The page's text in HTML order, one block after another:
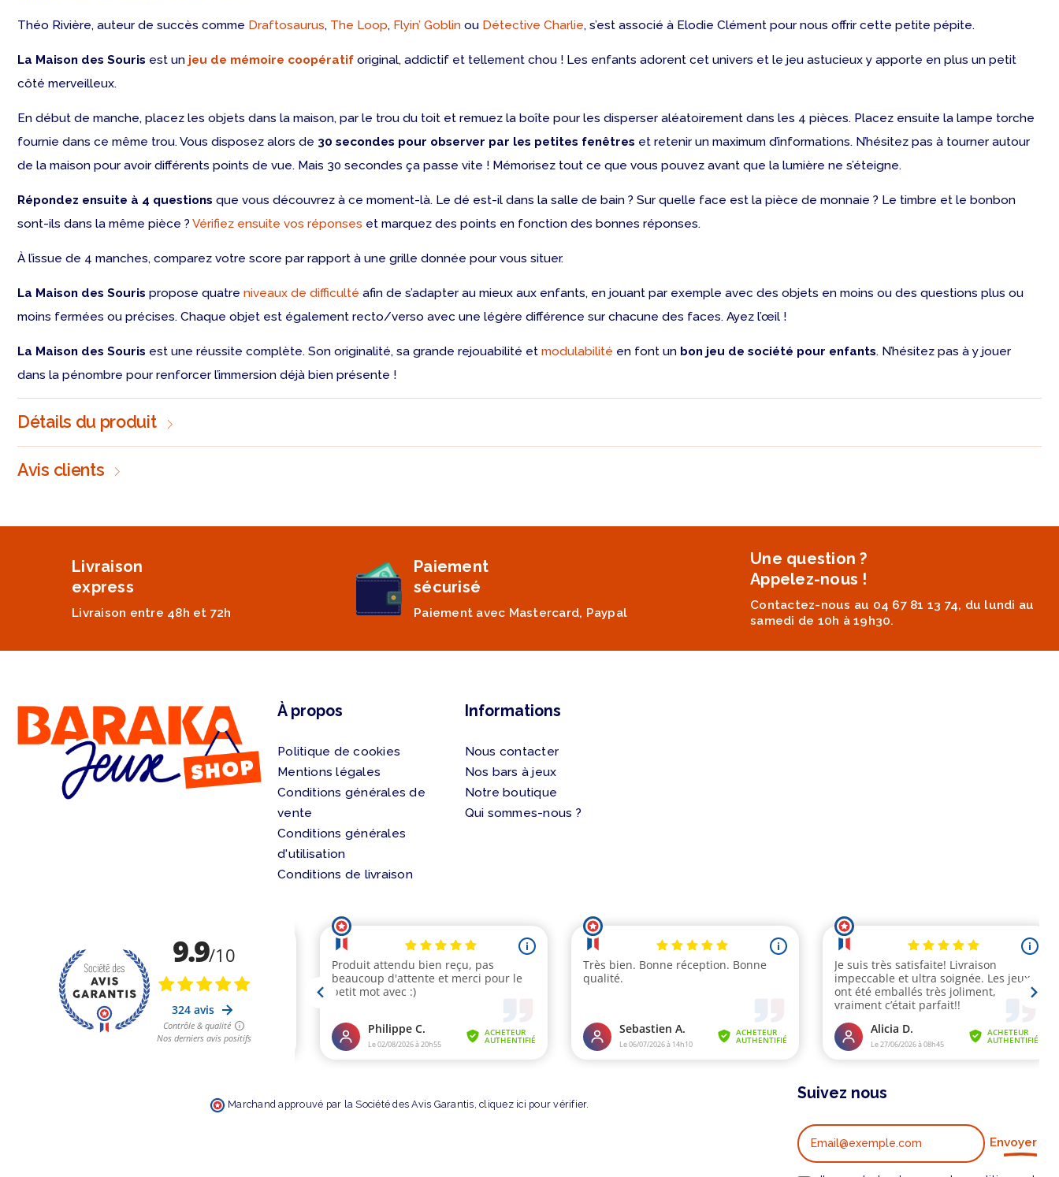
Théo Rivière, auteur de succès comme Draftosaurus, The Loop, Flyin’ Goblin ou Détective Charlie, s’est associé à Elodie Clément pour nous offrir cette petite pépite.
La Maison des Souris est un jeu de mémoire coopératif original, addictif et tellement chou ! Les enfants adorent cet univers et le jeu astucieux y apporte en plus un petit
côté merveilleux.
En début de manche, placez les objets dans la maison, par le trou du toit et remuez la boîte pour les disperser aléatoirement dans les 4 pièces. Placez ensuite la lampe torche
fournie dans ce même trou. Vous disposez alors de 30 secondes pour observer par les petites fenêtres et retenir un maximum d’informations. N’hésitez pas à tourner autour
de la maison pour avoir différents points de vue. Mais 30 secondes ça passe vite ! Mémorisez tout ce que vous pouvez avant que la lumière ne s’éteigne.
Répondez ensuite à 4 questions que vous découvrez à ce moment-là. Le dé est-il dans la salle de bain ? Sur quelle face est la pièce de monnaie ? Le timbre et le bonbon
sont-ils dans la même pièce ? Vérifiez ensuite vos réponses et marquez des points en fonction des bonnes réponses.
À l’issue de 4 manches, comparez votre score par rapport à une grille donnée pour vous situer.
La Maison des Souris propose quatre niveaux de difficulté afin de s’adapter au mieux aux enfants, en jouant par exemple avec des objets en moins ou des questions plus ou
moins fermées ou précises. Chaque objet est également recto/verso avec une légère différence sur chacune des faces. Ayez l’œil !
La Maison des Souris est une réussite complète. Son originalité, sa grande rejouabilité et modulabilité en font un bon jeu de société pour enfants. N’hésitez pas à y jouer
dans la pénombre pour renforcer l’immersion déjà bien présente !
Détails du produit
Avis clients
Livraison
express
Livraison entre 48h et 72h
Paiement
sécurisé
Paiement avec Mastercard, Paypal
Une question ?
Appelez-nous !
Contactez-nous au 04 67 81 13 74, du lundi au
samedi de 10h à 19h30.
À propos
Politique de cookies
Mentions légales
Conditions générales de
vente
Conditions générales
d'utilisation
Conditions de livraison
Informations
Nous contacter
Nos bars à jeux
Notre boutique
Qui sommes-nous ?
Marchand approuvé par la Société des Avis Garantis, cliquez ici pour vérifier.
Suivez nous
Envoyer